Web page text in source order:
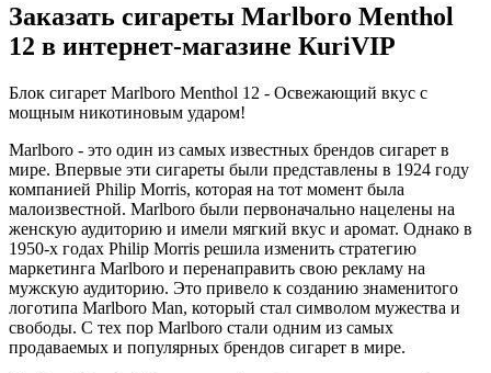
Заказать сигареты Marlboro Menthol
12 в интернет-магазине КuriVIP
Блок сигарет Marlboro Menthol 12 - Освежающий вкус с
мощным никотиновым ударом!
Marlboro - это один из самых известных брендов сигарет в
мире. Впервые эти сигареты были представлены в 1924 году
компанией Philip Morris, которая на тот момент была
малоизвестной. Marlboro были первоначально нацелены на
женскую аудиторию и имели мягкий вкус и аромат. Однако в
1950-х годах Philip Morris решила изменить стратегию
маркетинга Marlboro и перенаправить свою рекламу на
мужскую аудиторию. Это привело к созданию знаменитого
логотипа Marlboro Man, который стал символом мужества и
свободы. С тех пор Marlboro стали одним из самых
продаваемых и популярных брендов сигарет в мире.